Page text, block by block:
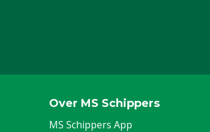
Over MS Schippers
MS Schippers App